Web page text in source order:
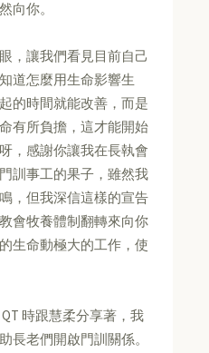
向你。
，讓我們看見目前自己
道怎麼用生命影響生
的時間就能改善，而是
有所負擔，這才能開始
，感謝你讓我在長執會
訓事工的果子，雖然我
，但我深信這樣的宣告
會牧養體制翻轉來向你
生命動極大的工作，使
時跟慧柔分享著，我
長老們開啟門訓關係。